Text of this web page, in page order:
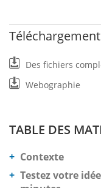
Des fichiers
Webographie
TABLE DES
Contexte
Testez votre